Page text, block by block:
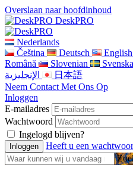
Overslaan naar hoofdinhoud
DeskPRO
Nederlands
Čeština
Deutsch English
Română
Slovenian Svenska
الإنجليزية
日本語
Neem Contact Met Ons Op
Inloggen
E-mailadres
Wachtwoord
Ingelogd blijven?
Heeft u een